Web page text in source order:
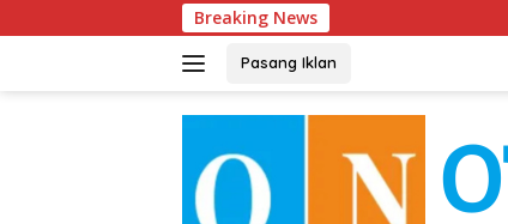
to
Breaking News Polres
Pasang Iklan